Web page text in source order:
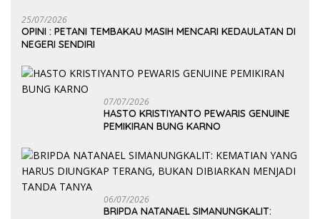
25/07/2026
OPINI : PETANI TEMBAKAU MASIH MENCARI KEDAULATAN DI
NEGERI SENDIRI
07/07/2026
HASTO KRISTIYANTO PEWARIS GENUINE
PEMIKIRAN BUNG KARNO
06/07/2026
BRIPDA NATANAEL SIMANUNGKALIT: